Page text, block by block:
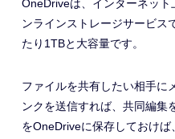
OneDriveは、インターネッ
ンラインストレージサービス
たり1TBと大容量です。
ファイルを共有したい相手に
ンクを送信すれば、共同編集
をOneDriveに保存しておけ